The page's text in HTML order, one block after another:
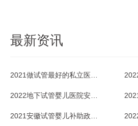
最新资讯